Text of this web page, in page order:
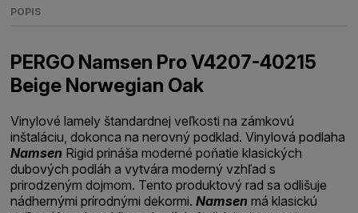
POPIS
PERGO Namsen Pro V4207-40215
Beige Norwegian Oak
Vinylové lamely štandardnej veľkosti na zámkovú
inštaláciu, dokonca na nerovný podklad. Vinylová podlaha
Namsen Rigid prináša moderné poňatie klasických
dubových podláh a vytvára moderný vzhľad s
prirodzeným dojmom. Tento produktový rad sa odlišuje
nádhernými prírodnými dekormi.Namsen má klasickú